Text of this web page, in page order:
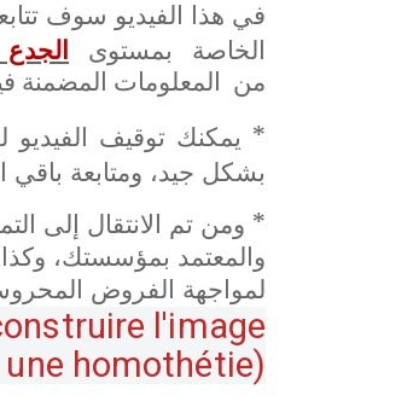
في هذا الفيديو سوف
الخاصة بمستوى
من المعلومات المضمنة
* يمكنك توقيف الفيديو
بشكل جيد، ومتابعة باقي
* ومن تم الانتقال إلى
والمعتمد بمؤسستك،
لمواجهة الفروض
l'image
homothétie)